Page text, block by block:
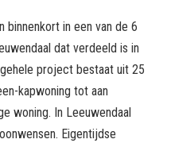
binnenkort in een van de 6
dat verdeeld is in
project bestaat uit 25
kapwoning tot aan
woning. In Leeuwendaal
Eigentijdse